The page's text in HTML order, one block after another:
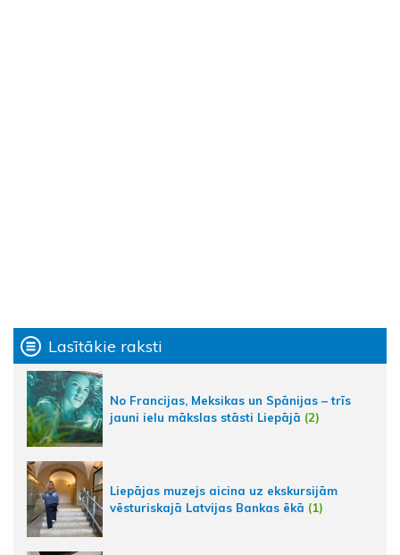
Lasītākie raksti
No Francijas, Meksikas un Spānijas – trīs
jauni ielu mākslas stāsti Liepājā (2)
Liepājas muzejs aicina uz ekskursijām
vēsturiskajā Latvijas Bankas ēkā (1)